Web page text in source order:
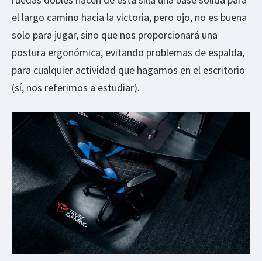
el largo camino hacia la victoria, pero ojo, no es buena
solo para jugar, sino que nos proporcionará una
postura ergonómica, evitando problemas de espalda,
para cualquier actividad que hagamos en el escritorio
(sí, nos referimos a estudiar).